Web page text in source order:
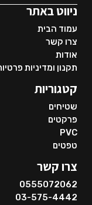
ניווט באתר
עמוד הבית
צרו קשר
אודות
תקנון ומדיניות
קטגוריות
שטיחים
פרקטים
PVC
טפטים
צרו קשר
0555072062
03-575-4442